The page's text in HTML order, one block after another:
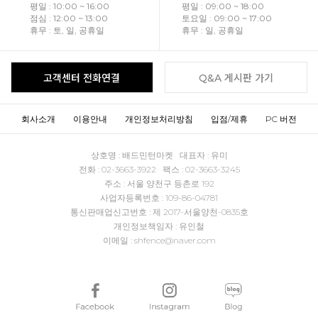
평일 : 10:00 ~ 16:00
점심 : 12:00 ~ 13:00
휴무 : 토, 일, 공휴일
평일 : 09:00 ~ 18:00
토요일 : 09:00 ~ 17:00
휴무 : 일, 공휴일
고객센터 전화연결 Q&A 게시판 가기
회사소개 이용안내 개인정보처리방침 입점/제휴 PC 버전
상호명 : 배드민턴마켓 대표자 : 유미
전화 : 02-3663-3922 팩스 : 02-3663-3245
주소 : 서울 양천구 등촌로 192
사업자등록번호 : 109-86-04781
통신판매업신고번호 : 제 2017-서울양천-0835호
개인정보책임자 : 유인철
이메일 : shfence@naver.com